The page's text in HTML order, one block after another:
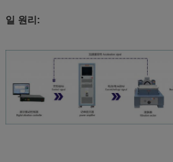
일 원리: